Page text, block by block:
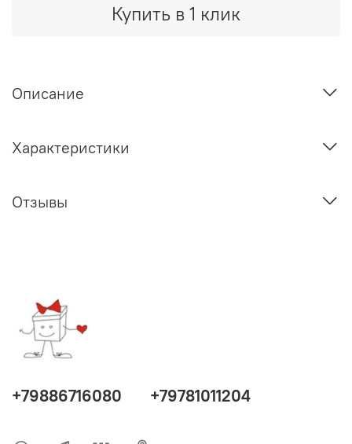
Купить в 1 клик
Описание
Характеристики
Отзывы
+79886716080 +79781011204